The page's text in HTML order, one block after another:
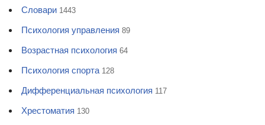
Словари 1443
Психология управления 89
Возрастная психология 64
Психология спорта 128
Дифференциальная психология 117
Хрестоматия 130